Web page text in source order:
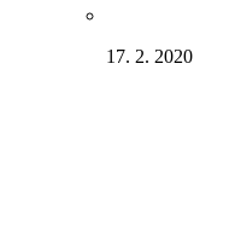
17. 2. 2020